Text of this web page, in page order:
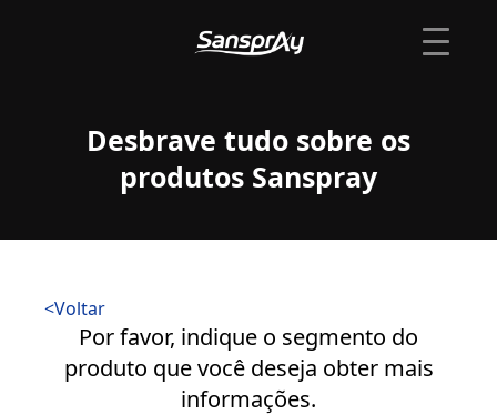
Desbrave tudo sobre os
produtos Sanspray
<Voltar
Por favor, indique o segmento do
produto que você deseja obter mais
informações.